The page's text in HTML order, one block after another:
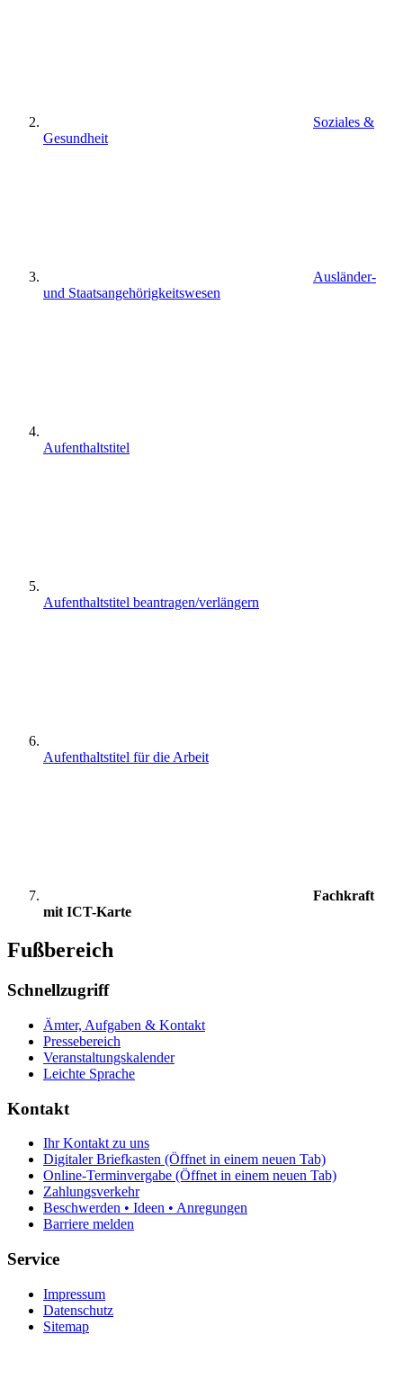
Soziales &
Gesundheit
Ausländer-
und Staatsangehörigkeitswesen
Aufenthaltstitel
Aufenthaltstitel beantragen/verlängern
Aufenthaltstitel für die Arbeit
Fachkraft
mit ICT-Karte
Fußbereich
Schnellzugriff
Ämter, Aufgaben & Kontakt
Pressebereich
Veranstaltungskalender
Leichte Sprache
Kontakt
Ihr Kontakt zu uns
Digitaler Briefkasten (Öffnet in einem neuen Tab)
Online-Terminvergabe (Öffnet in einem neuen Tab)
Zahlungsverkehr
Beschwerden • Ideen • Anregungen
Barriere melden
Service
Impressum
Datenschutz
Sitemap